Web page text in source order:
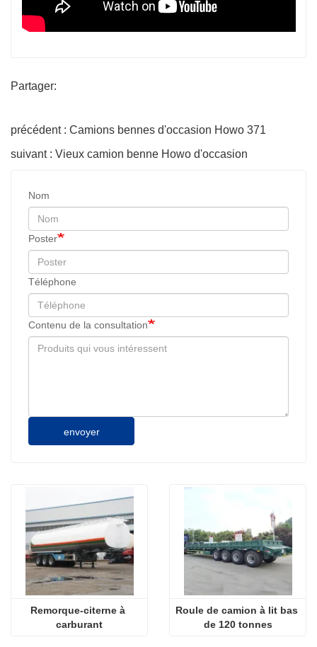
Partager:
précédent : Camions bennes d'occasion Howo 371
suivant : Vieux camion benne Howo d'occasion
Nom
Poster
Téléphone
Contenu de la consultation
envoyer
Remorque-citerne à
carburant
Roule de camion à lit bas
de 120 tonnes